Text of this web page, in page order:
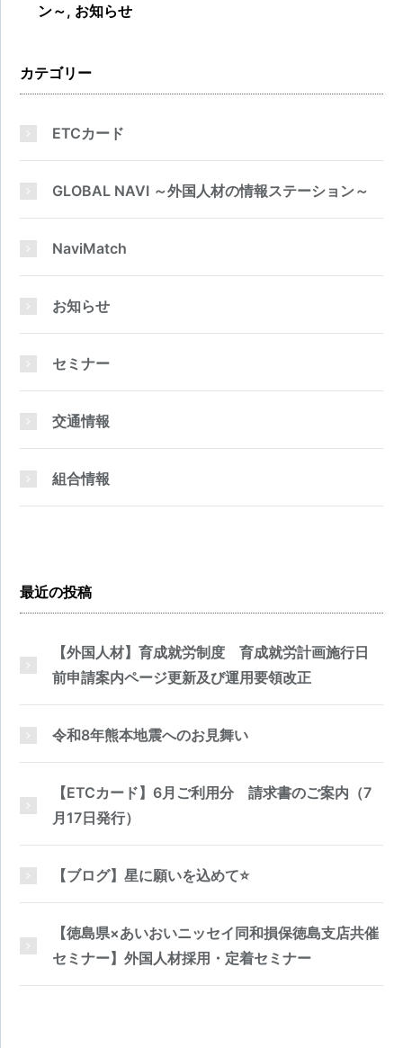
ン～, お知らせ
カテゴリー
ETCカード
GLOBAL NAVI ～外国人材の情報ステーション～
NaviMatch
お知らせ
セミナー
交通情報
組合情報
最近の投稿
【外国人材】育成就労制度 育成就労計画施行日
前申請案内ページ更新及び運用要領改正
令和8年熊本地震へのお見舞い
【ETCカード】6月ご利用分 請求書のご案内（7
月17日発行）
【ブログ】星に願いを込めて⭐
【徳島県×あいおいニッセイ同和損保徳島支店共催
セミナー】外国人材採用・定着セミナー